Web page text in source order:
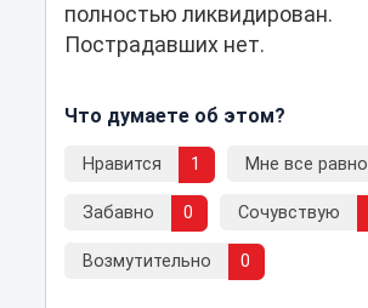
полностью ликвидирован.
Пострадавших нет.
Что думаете об этом?
Нравится 1 Мне все равно
Забавно 0 Сочувствую
Возмутительно 0